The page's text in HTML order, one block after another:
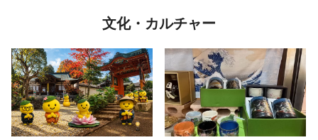
文化・カルチャー